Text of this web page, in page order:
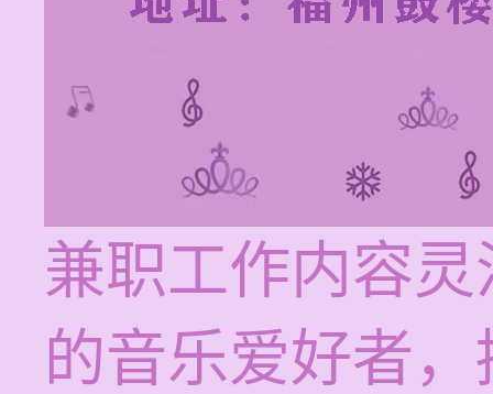
兼职工作内容
的音乐爱好者